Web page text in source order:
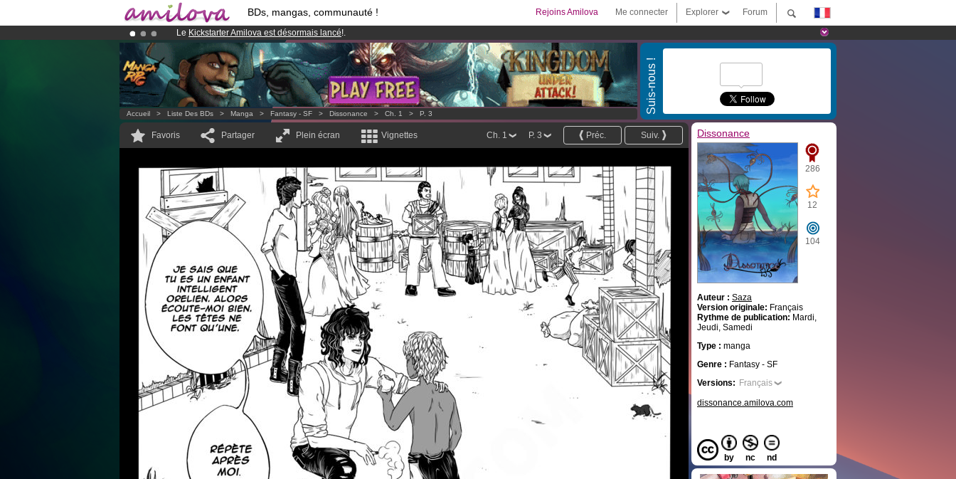
BDs, mangas, communauté ! Forum
Explorer
Me connecter
Rejoins Amilova
Le Kickstarter Amilova est désormais lancé!.
Abonnement premium: à partir de3.95 eurospar mois !Clique ici pour t'abonner
Déjà 134393membreset 1208BDs & Mangas!
Suis-nous !
Accueil > Liste Des BDs > Manga > Fantasy - SF > Dissonance > Ch. 1 > P. 3
Favoris Partager Plein écran Vignettes Suiv.
Préc.
P. 3
Ch. 1 Dissonance
286
12
104
Auteur : Saza
Version originale: Français
Rythme de publication: Mardi,
Jeudi, Samedi
Type : manga
Genre : Fantasy - SF
Versions: Français
dissonance.amilova.com
by nc nd